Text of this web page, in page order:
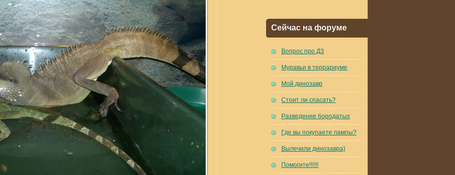
Сейчас на форуме
Вопрос про Д3
Муравьи в террариуме
Мой динозавр
Стоит ли спасать?
Разведение бородатых
Где вы покупаете лампы?
Вылечили динозавра)
Помогите!!!!!!